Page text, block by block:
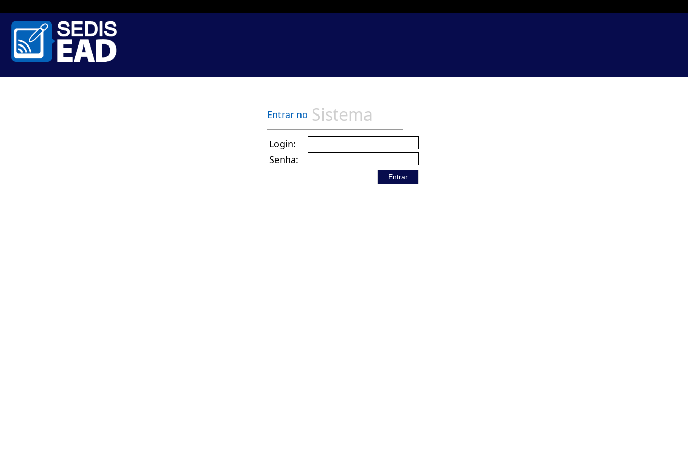
Entrar no Sistema
Login:
Senha:
Entrar